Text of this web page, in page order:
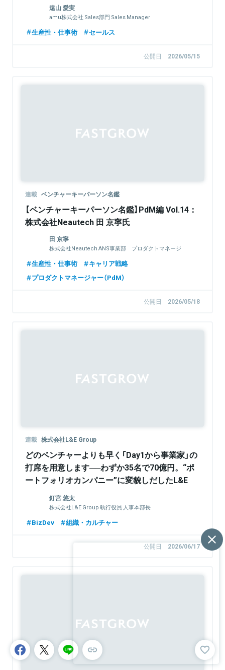
遠山 愛実
amu株式会社 Sales部門 Sales Manager
生産性・仕事術 セールス
公開日 2026/05/15
連載 ベンチャーキーパーソン名鑑
【ベンチャーキーパーソン名鑑】PdM編 Vol.14：
株式会社Neautech 田 京寧氏
田 京寧
株式会社Neautech ANS事業部 プロダクトマネージ
生産性・仕事術
キャリア戦略
プロダクトマネージャー（PdM）
公開日 2026/05/18
連載 株式会社L&E Group
どのベンチャーよりも早く「Day1から事業家」の
打席を用意します──わずか35名で70億円。“ポ
ートフォリオカンパニー”に変貌しだしたL&E
Groupの実態
釘宮 悠太
株式会社L&E Group 執行役員 人事本部長
BizDev 組織・カルチャー
公開日 2026/06/17